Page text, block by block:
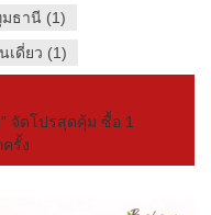
ธานี (1)
เดี่ยว (1)
จัดโปรสุดคุ้ม ซื้อ 1
รั้ง